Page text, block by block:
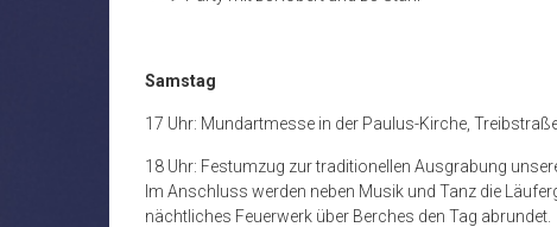
Samstag
17 Uhr: Mundartmesse in der Paulus-Kirche,
18 Uhr: Festumzug zur traditionellen Ausgrabung
Im Anschluss werden neben Musik und Tanz die
nächtliches Feuerwerk über Berches den Tag abrundet.